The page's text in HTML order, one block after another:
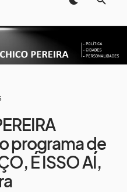
programa de
É ISSO AÍ,